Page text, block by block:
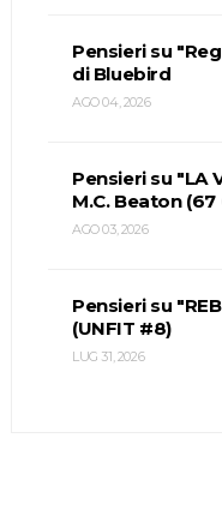
Pensieri su
di Bluebird
AGO 04, 2026
Pensieri su "LA
M.C. Beaton
AGO 03, 2026
Pensieri su
(UNFIT #8)
LUG 31, 2026